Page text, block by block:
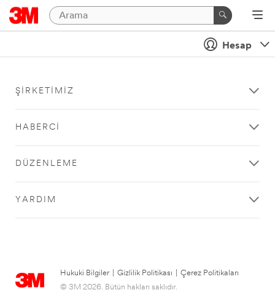
Hesap
ŞIRKETIMIZ
HABERCI
DÜZENLEME
YARDIM
Hukuki Bilgiler Gizlilik Politikası
Çerez Politikaları
© 3M 2026. Bütün hakları saklıdır.